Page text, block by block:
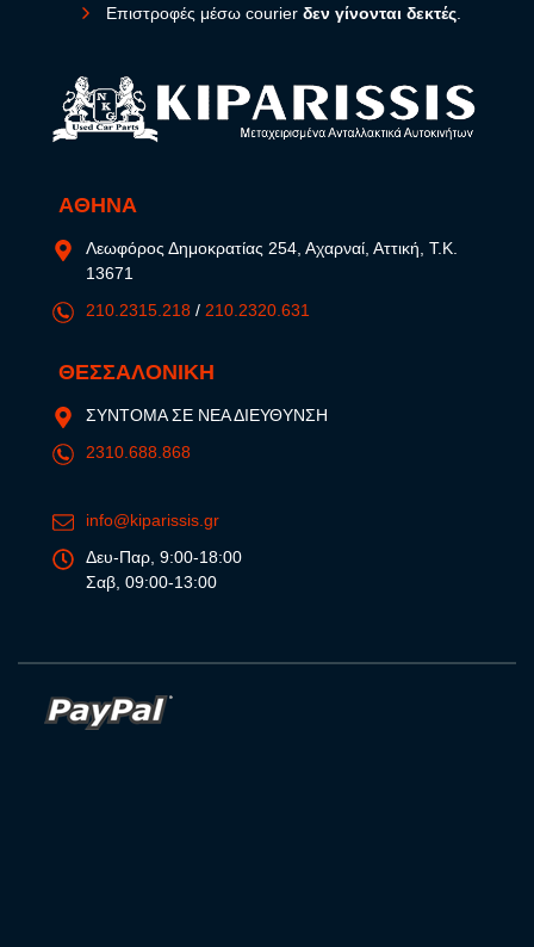
Επιστροφές μέσω courier δεν γίνονται δεκτές.
ΑΘΗΝΑ
Λεωφόρος Δημοκρατίας 254, Αχαρναί, Αττική, Τ.Κ.
13671
210.2315.218 / 210.2320.631
ΘΕΣΣΑΛΟΝΙΚΗ
ΣΥΝΤΟΜΑ ΣΕ ΝΕΑ ΔΙΕΥΘΥΝΣΗ
2310.688.868
info@kiparissis.gr
Δευ-Παρ, 9:00-18:00
Σαβ, 09:00-13:00